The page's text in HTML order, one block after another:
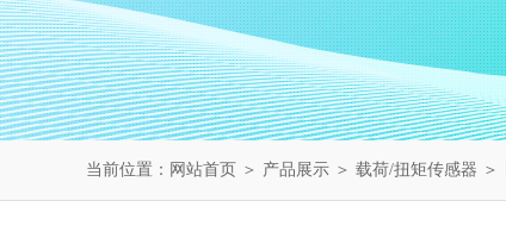
当前位置： 网站首页 ＞ 产品展示 ＞ 载荷/扭矩传感器 ＞